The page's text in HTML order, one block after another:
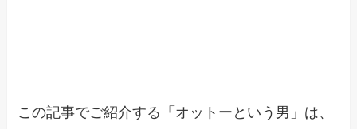
この記事でご紹介する「オットーという男」は、